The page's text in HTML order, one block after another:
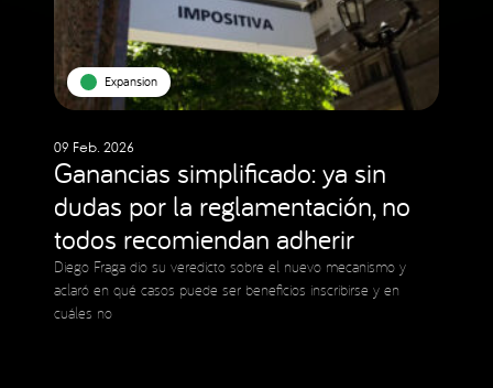
Expansion
09 Feb. 2026
Ganancias simplificado: ya sin
dudas por la reglamentación, no
todos recomiendan adherir
Diego Fraga dio su veredicto sobre el nuevo mecanismo y
aclaró en qué casos puede ser beneficios inscribirse y en
cuáles no